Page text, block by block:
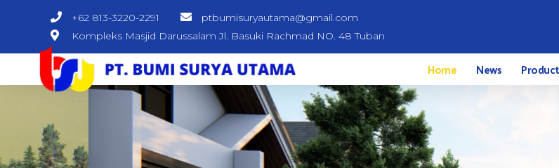
+62 813-3220-2291
ptbumisuryautama@gmail.com
Kompleks Masjid Darussalam Jl. Basuki Rachmad NO. 48 Tuban
Home News Product